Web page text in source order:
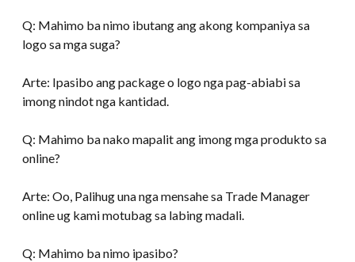
Q: Mahimo ba nimo ibutang ang akong kompaniya sa
logo sa mga suga?
Arte: Ipasibo ang package o logo nga pag-abiabi sa
imong nindot nga kantidad.
Q: Mahimo ba nako mapalit ang imong mga produkto sa
online?
Arte: Oo, Palihug una nga mensahe sa Trade Manager
online ug kami motubag sa labing madali.
Q: Mahimo ba nimo ipasibo?